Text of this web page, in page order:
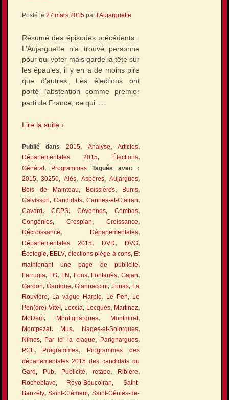
Posté le 27 mars 2015par l'Aujarguette
Résumé des épisodes précédents :
L’Aujarguette n’a trouvé personne
pour qui voter mais garde la tête sur
les épaules, il y en a de moins pire
que d’autres. Les élections ont
porté l’abstention comme premier
parti de France, ce qui …
Lire la suite ›
Publié dans 2015, Analyse,Articles,
Départementales 2015, Élections,
Général , ProgrammesTagués avec :
2015,30250,Alès,Aspères,Aujargues,
Bois de Mainteau, Boissières, Bunis,
Calvisson, Candidats,Cannes-et-Clairan,
Cavard, CCPS, Cévennes,Combas,
Congénies,Crespian,Croissance,
Décroissance, Départementales,
Départementales 2015, DVD, DVG,
Écologie, EELV,élections piège à cons, Et
maintenant une page de publicité,
Farrugia, FG, FN, Fons, Fontanès,Gajan,
Gardon, Garrigue,Giannaccini, Junas, La
Rouvière, La vague Harpic, Le Pen, Le
Pen(dre) Vite!, Leccia, Lecques, Martinez,
MoDem, Montignargues, Montmirat,
Montpezat, Mus, Nages-et-Solorgues,
Nîmes, Par ici la claque, Parignargues,
PCF, Programmes,
Programmes des
départementales 2015 des candidats du
Gard, Pub, Publicité,retape, Ribiere,
Rocheblave, Royo-Boucoiran,Saint-
Bauzély,Saint-Clément,Saint-Géniès-de-